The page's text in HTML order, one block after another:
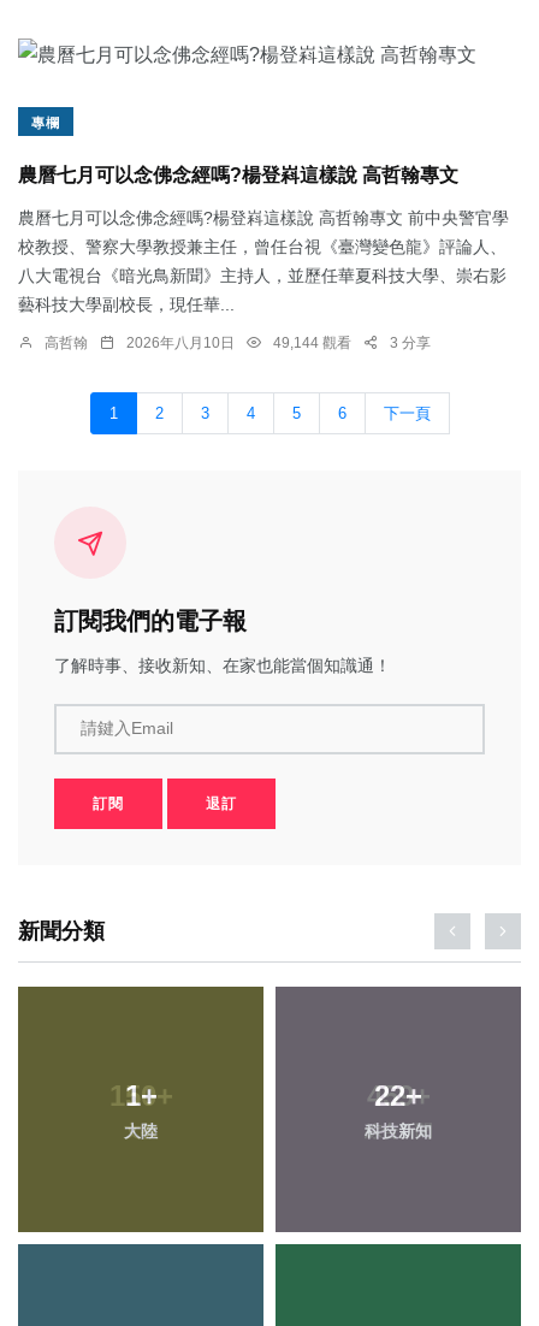
專欄
農曆七月可以念佛念經嗎?楊登嵙這樣說 高哲翰專文
農曆七月可以念佛念經嗎?楊登嵙這樣說 高哲翰專文 前中央警官學
校教授、警察大學教授兼主任，曾任台視《臺灣變色龍》評論人、
八大電視台《暗光鳥新聞》主持人，並歷任華夏科技大學、崇右影
藝科技大學副校長，現任華...
高哲翰 2026年八月10日 49,144 觀看 3 分享
1 2 3 4 5 6 下一頁
訂閱我們的電子報
了解時事、接收新知、在家也能當個知識通！
請鍵入Email
訂閱 退訂
新聞分類
1+
大陸
22+
科技新知